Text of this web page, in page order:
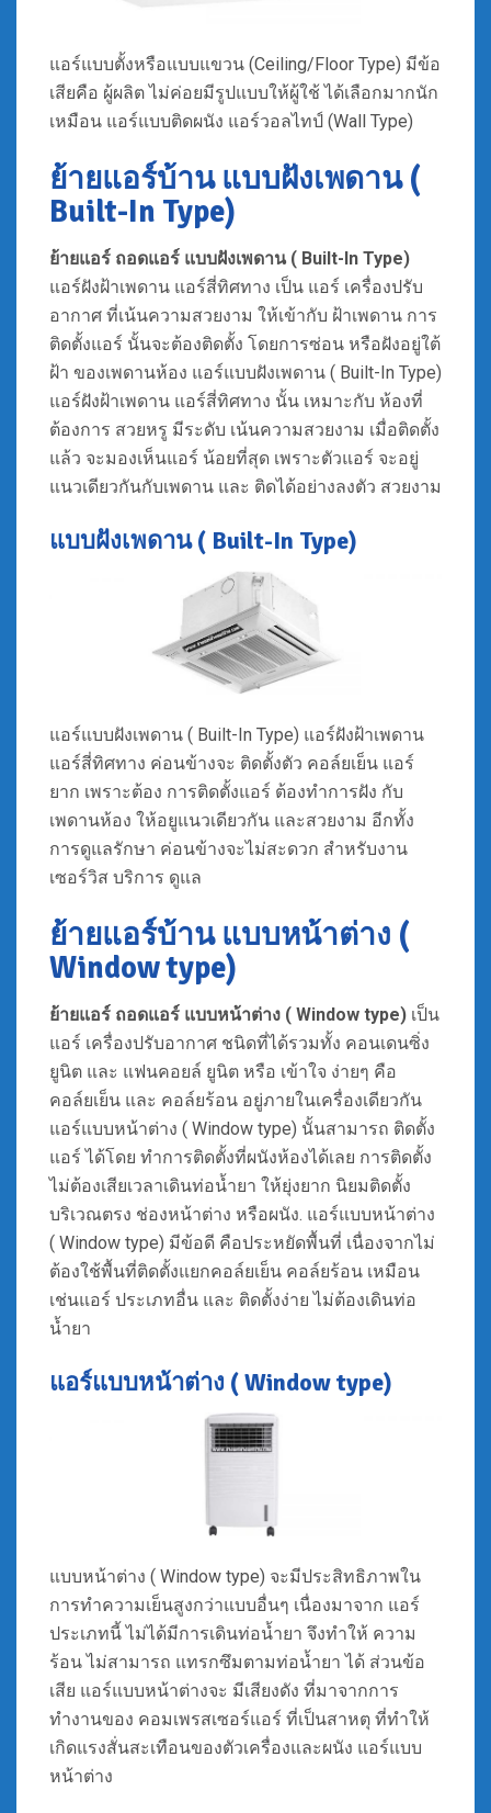
แอร์แบบตั้งหรือแบบแขวน (Ceiling/Floor Type) มีข้อ
เสียคือ ผู้ผลิต ไม่ค่อยมีรูปแบบให้ผู้ใช้ ได้เลือกมากนัก
เหมือน แอร์แบบติดผนัง แอร์วอลไทป์ (Wall Type)
ย้ายแอร์บ้าน แบบฝังเพดาน (
Built-In Type)
ย้ายแอร์ ถอดแอร์ แบบฝังเพดาน ( Built-In Type)
แอร์ฝังฝ้าเพดาน แอร์สี่ทิศทาง เป็น แอร์ เครื่องปรับ
อากาศ ที่เน้นความสวยงาม ให้เข้ากับ ฝ้าเพดาน การ
ติดตั้งแอร์ นั้นจะต้องติดตั้ง โดยการซ่อน หรือฝังอยู่ใต้
ฝ้า ของเพดานห้อง แอร์แบบฝังเพดาน ( Built-In Type)
แอร์ฝังฝ้าเพดาน แอร์สี่ทิศทาง นั้น เหมาะกับ ห้องที่
ต้องการ สวยหรู มีระดับ เน้นความสวยงาม เมื่อติดตั้ง
แล้ว จะมองเห็นแอร์ น้อยที่สุด เพราะตัวแอร์ จะอยู่
แนวเดียวกันกับเพดาน และ ติดได้อย่างลงตัว สวยงาม
แบบฝังเพดาน ( Built-In Type)
แอร์แบบฝังเพดาน ( Built-In Type) แอร์ฝังฝ้าเพดาน
แอร์สี่ทิศทาง ค่อนข้างจะ ติดตั้งตัว คอล์ยเย็น แอร์
ยาก เพราะต้อง การติดตั้งแอร์ ต้องทำการฝัง กับ
เพดานห้อง ให้อยูแนวเดียวกัน และสวยงาม อีกทั้ง
การดูแลรักษา ค่อนข้างจะไม่สะดวก สำหรับงาน
เซอร์วิส บริการ ดูแล
ย้ายแอร์บ้าน แบบหน้าต่าง (
Window type)
ย้ายแอร์ ถอดแอร์ แบบหน้าต่าง ( Window type) เป็น
แอร์ เครื่องปรับอากาศ ชนิดที่ได้รวมทั้ง คอนเดนซิ่ง
ยูนิต และ แฟนคอยล์ ยูนิต หรือ เข้าใจ ง่ายๆ คือ
คอล์ยเย็น และ คอล์ยร้อน อยู่ภายในเครื่องเดียวกัน
แอร์แบบหน้าต่าง ( Window type) นั้นสามารถ ติดตั้ง
แอร์ ได้โดย ทำการติดตั้งที่ผนังห้องได้เลย การติดตั้ง
ไม่ต้องเสียเวลาเดินท่อน้ำยา ให้ยุ่งยาก นิยมติดตั้ง
บริเวณตรง ช่องหน้าต่าง หรือผนัง. แอร์แบบหน้าต่าง
( Window type) มีข้อดี คือประหยัดพื้นที่ เนื่องจากไม่
ต้องใช้พื้นที่ติดตั้งแยกคอล์ยเย็น คอล์ยร้อน เหมือน
เช่นแอร์ ประเภทอื่น และ ติดตั้งง่าย ไม่ต้องเดินท่อ
น้ำยา
แอร์แบบหน้าต่าง ( Window type)
แบบหน้าต่าง ( Window type) จะมีประสิทธิภาพใน
การทำความเย็นสูงกว่าแบบอื่นๆ เนื่องมาจาก แอร์
ประเภทนี้ ไม่ได้มีการเดินท่อน้ำยา จึงทำให้ ความ
ร้อน ไม่สามารถ แทรกซึมตามท่อน้ำยา ได้ ส่วนข้อ
เสีย แอร์แบบหน้าต่างจะ มีเสียงดัง ที่มาจากการ
ทำงานของ คอมเพรสเซอร์แอร์ ที่เป็นสาหตุ ที่ทำให้
เกิดแรงสั่นสะเทือนของตัวเครื่องและผนัง แอร์แบบ
หน้าต่าง